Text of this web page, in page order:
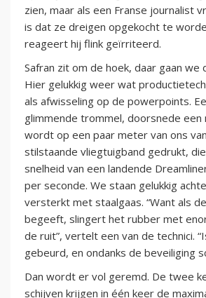
zien, maar als een Franse journalist
is dat ze dreigen opgekocht te
reageert hij flink geïrriteerd.
Safran zit om de hoek, daar gaan we
Hier gelukkig weer wat
als afwisseling op de powerpoints.
glimmende trommel, doorsnede
wordt op een paar meter van ons
stilstaande vliegtuigband gedrukt,
snelheid van een landende
per seconde. We staan gelukkig
versterkt met staalgaas. “Want als
begeeft, slingert het rubber met
de ruit”, vertelt een van de technici.
gebeurd, en ondanks de beveiliging
Dan wordt er vol geremd. De twee
schijven krijgen in één keer de